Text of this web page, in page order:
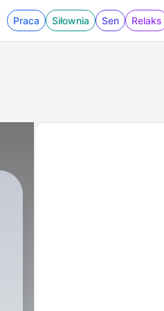
Praca Siłownia Sen Relaks